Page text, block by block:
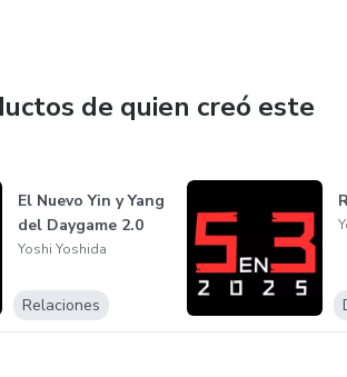
a miles de hombres de manera
de quien creó este
El Nuevo Yin y Yang
del Daygame 2.0
Yoshi Yoshida
Relaciones